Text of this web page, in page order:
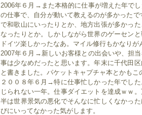
2006年６月→また本格的に仕事が増えた年で
の仕事で、自分が動いて教えるのが多かった
で和歌山にいったりとか、地方出張が多かっ
なったりとか。しかしながら世界のゲーセン
ドイツ楽しかったなあ。マイル修行もかなりが
2007年６月→新しいお客様との出会いや、担
事は少なめだったと思います。年末に千代田
と書きました。パケットキャプチャ本とかもこ
２００８年６月→特に仕事忙しかった年でし
じられない一年。仕事ダイエットを達成ｗｗ
半は世界景気の悪化でそんなに忙しくなかっ
びにいってなかった気がします。